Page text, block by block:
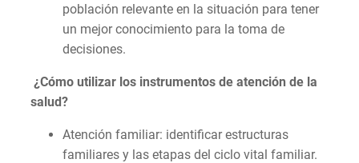
población relevante en la situación para tener
un mejor conocimiento para la toma de
decisiones.
¿Cómo utilizar los instrumentos de atención de la
salud?
Atención familiar: identificar estructuras
familiares y las etapas del ciclo vital familiar.